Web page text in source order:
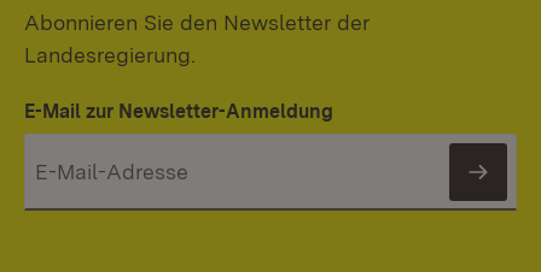
Abonnieren Sie den Newsletter der
Landesregierung.
E-Mail zur Newsletter-Anmeldung